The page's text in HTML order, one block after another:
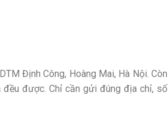
Định Công, Hoàng Mai, Hà Nội. Còn
đều được. Chỉ cần gửi đúng địa chỉ, số